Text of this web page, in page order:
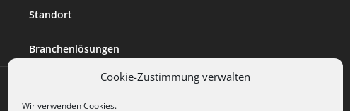
Cookie-Zustimmung verwalten
Wir verwenden Cookies.
Standort
Branchenlösungen